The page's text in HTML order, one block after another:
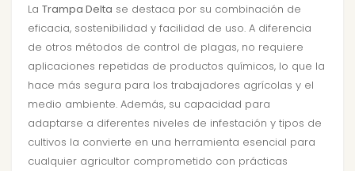
La Trampa Delta se destaca por su combinación de
eficacia, sostenibilidad y facilidad de uso. A diferencia
de otros métodos de control de plagas, no requiere
aplicaciones repetidas de productos químicos, lo que la
hace más segura para los trabajadores agrícolas y el
medio ambiente. Además, su capacidad para
adaptarse a diferentes niveles de infestación y tipos de
cultivos la convierte en una herramienta esencial para
cualquier agricultor comprometido con prácticas